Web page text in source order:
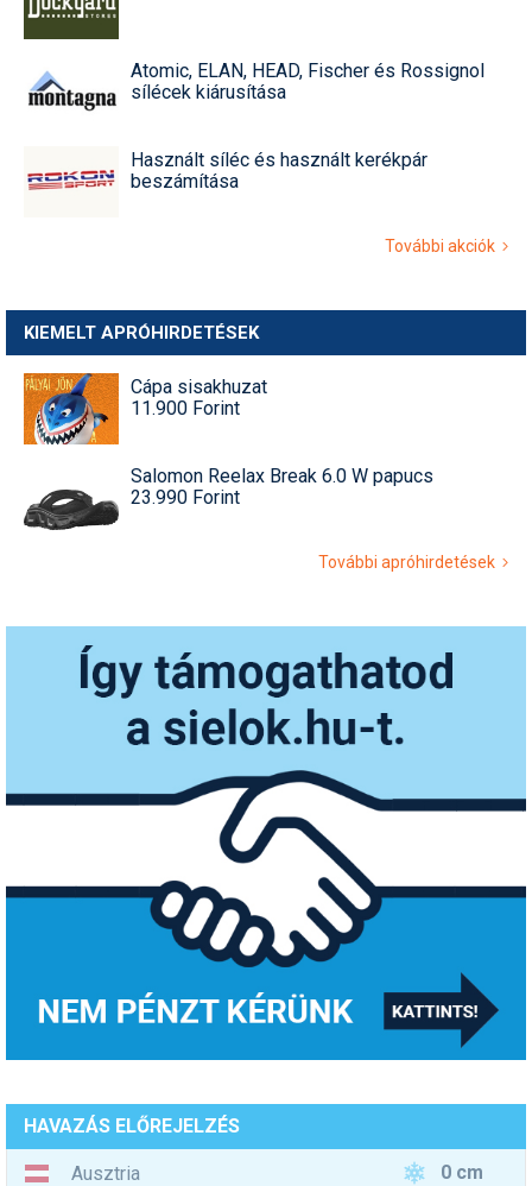
Atomic, ELAN, HEAD, Fischer és Rossignol
sílécek kiárusítása
Használt síléc és használt kerékpár
beszámítása
További akciók
KIEMELT APRÓHIRDETÉSEK
Cápa sisakhuzat
11.900 Forint
Salomon Reelax Break 6.0 W papucs
23.990 Forint
További apróhirdetések
HAVAZÁS ELŐREJELZÉS
Ausztria
0 cm